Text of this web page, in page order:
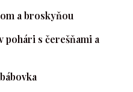
a broskyňou
pohári s čerešňami a